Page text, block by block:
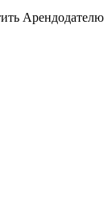
Арендодателю